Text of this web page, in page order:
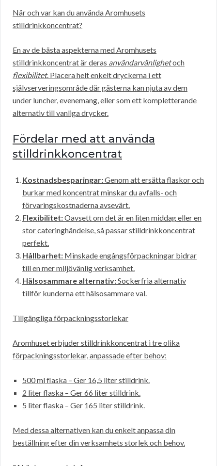
När och var kan du använda Aromhusets
stilldrinkkoncentrat?
En av de bästa aspekterna med Aromhusets
stilldrinkkoncentrat är deras användarvänlighetoch
flexibilitet. Placera helt enkelt dryckerna i ett
självserveringsområde där gästerna kan njuta av dem
under luncher, evenemang, eller som ett kompletterande
alternativ till vanliga drycker.
Fördelar med att använda
stilldrinkkoncentrat
Kostnadsbesparingar:Genom att ersätta flaskor och
burkar med koncentrat minskar du avfalls- och
förvaringskostnaderna avsevärt.
Flexibilitet:Oavsett om det är en liten middag eller en
stor cateringhändelse, så passar stilldrinkkoncentrat
perfekt.
Hållbarhet: Minskade engångsförpackningar bidrar
till en mer miljövänlig verksamhet.
Hälsosammare alternativ:Sockerfria alternativ
tillför kunderna ett hälsosammare val.
Tillgängliga förpackningsstorlekar
Aromhuset erbjuder stilldrinkkoncentrat i tre olika
förpackningsstorlekar, anpassade efter behov:
500 ml flaska – Ger 16,5 liter stilldrink.
2 liter flaska – Ger 66 liter stilldrink.
5 liter flaska – Ger 165 liter stilldrink.
Med dessa alternativen kan du enkelt anpassa din
beställning efter din verksamhets storlek och behov.